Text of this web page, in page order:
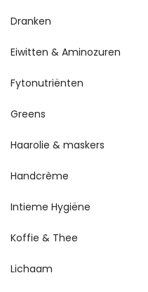
Dranken
Eiwitten & Aminozuren
Fytonutriënten
Greens
Haarolie & maskers
Handcrème
Intieme Hygiëne
Koffie & Thee
Lichaam